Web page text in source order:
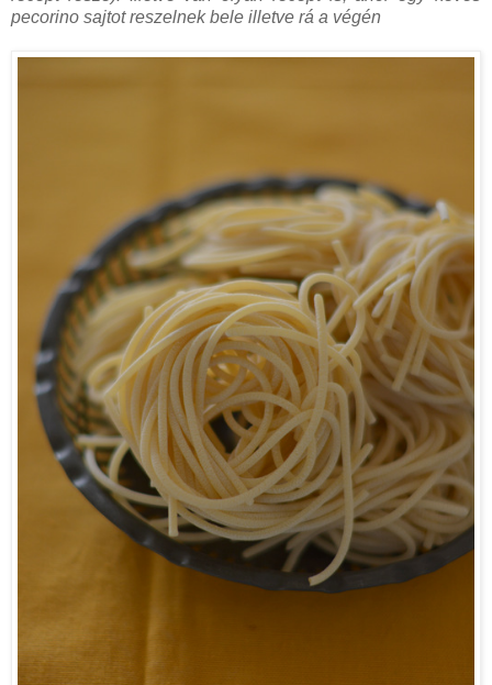
pecorino sajtot reszelnek bele illetve rá a végén